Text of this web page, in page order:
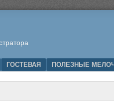
ГОСТЕВАЯ ПОЛЕЗНЫЕ